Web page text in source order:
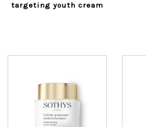
targeting youth cream